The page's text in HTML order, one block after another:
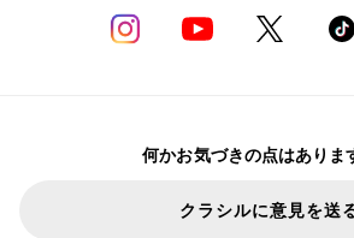
何かお気づきの点はありま
クラシルに意見を送